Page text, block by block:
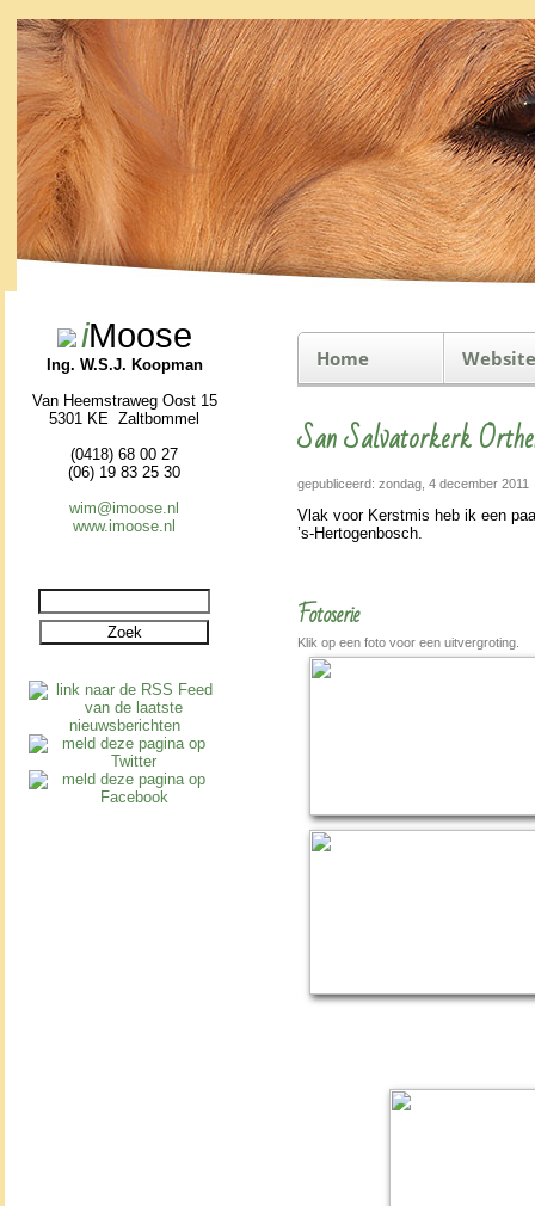
iMoose
Ing. W.S.J. Koopman
Van Heemstraweg Oost 15
5301 KE Zaltbommel
(0418) 68 00 27
(06) 19 83 25 30
wim@imoose.nl
www.imoose.nl
Home
San Salvatorkerk
gepubliceerd: zondag, 4 december 2011
Vlak voor Kerst­mis heb ik een
’s-Hertogen­bosch.
Fotoserie
Klik op een foto voor een uitvergroting.